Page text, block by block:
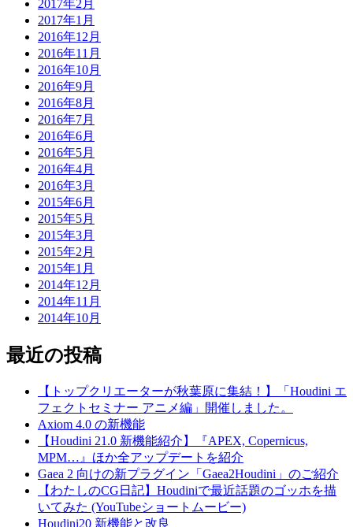
2017年2月
2017年1月
2016年12月
2016年11月
2016年10月
2016年9月
2016年8月
2016年7月
2016年6月
2016年5月
2016年4月
2016年3月
2015年6月
2015年5月
2015年3月
2015年2月
2015年1月
2014年12月
2014年11月
2014年10月
最近の投稿
【トップクリエーターが秋葉原に集結！】「Houdini エ
フェクトセミナー アニメ編」開催しました。
Axiom 4.0 の新機能
【Houdini 21.0 新機能紹介】『APEX, Copernicus,
MPM…』ほか全アップデートを紹介
Gaea 2 向けの新プラグイン「Gaea2Houdini」のご紹介
【わたしのCG日記】Houdiniで最近話題のゴッホを描
いてみた (YouTubeショートムービー)
Houdini20 新機能と改良